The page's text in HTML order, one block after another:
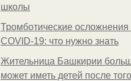
школы
Тромботические осложнения
COVID-19: что нужно знать
Жительница Башкирии
может иметь детей после